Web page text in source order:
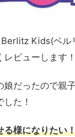
Kids(ベル
ビューします！
だったので親
た！
様になりたい